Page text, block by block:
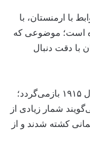
با ارمنستان، با
است؛ موضوعی که
با دقت دنبال
ریشه اختلافات میان دو کشور به رویدادهای سال ۱۹۱۵ بازمی‌گردد؛
شمار زیادی از
کشته شدند و از